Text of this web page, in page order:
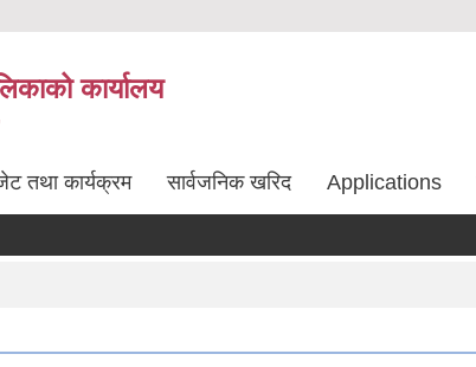
कार्यालय
तथा कार्यक्रम सार्वजनिक खरिद Applications